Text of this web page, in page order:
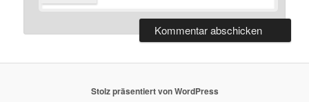
Stolz präsentiert von WordPress